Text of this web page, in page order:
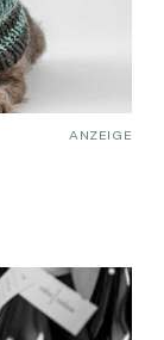
ANZEIGE